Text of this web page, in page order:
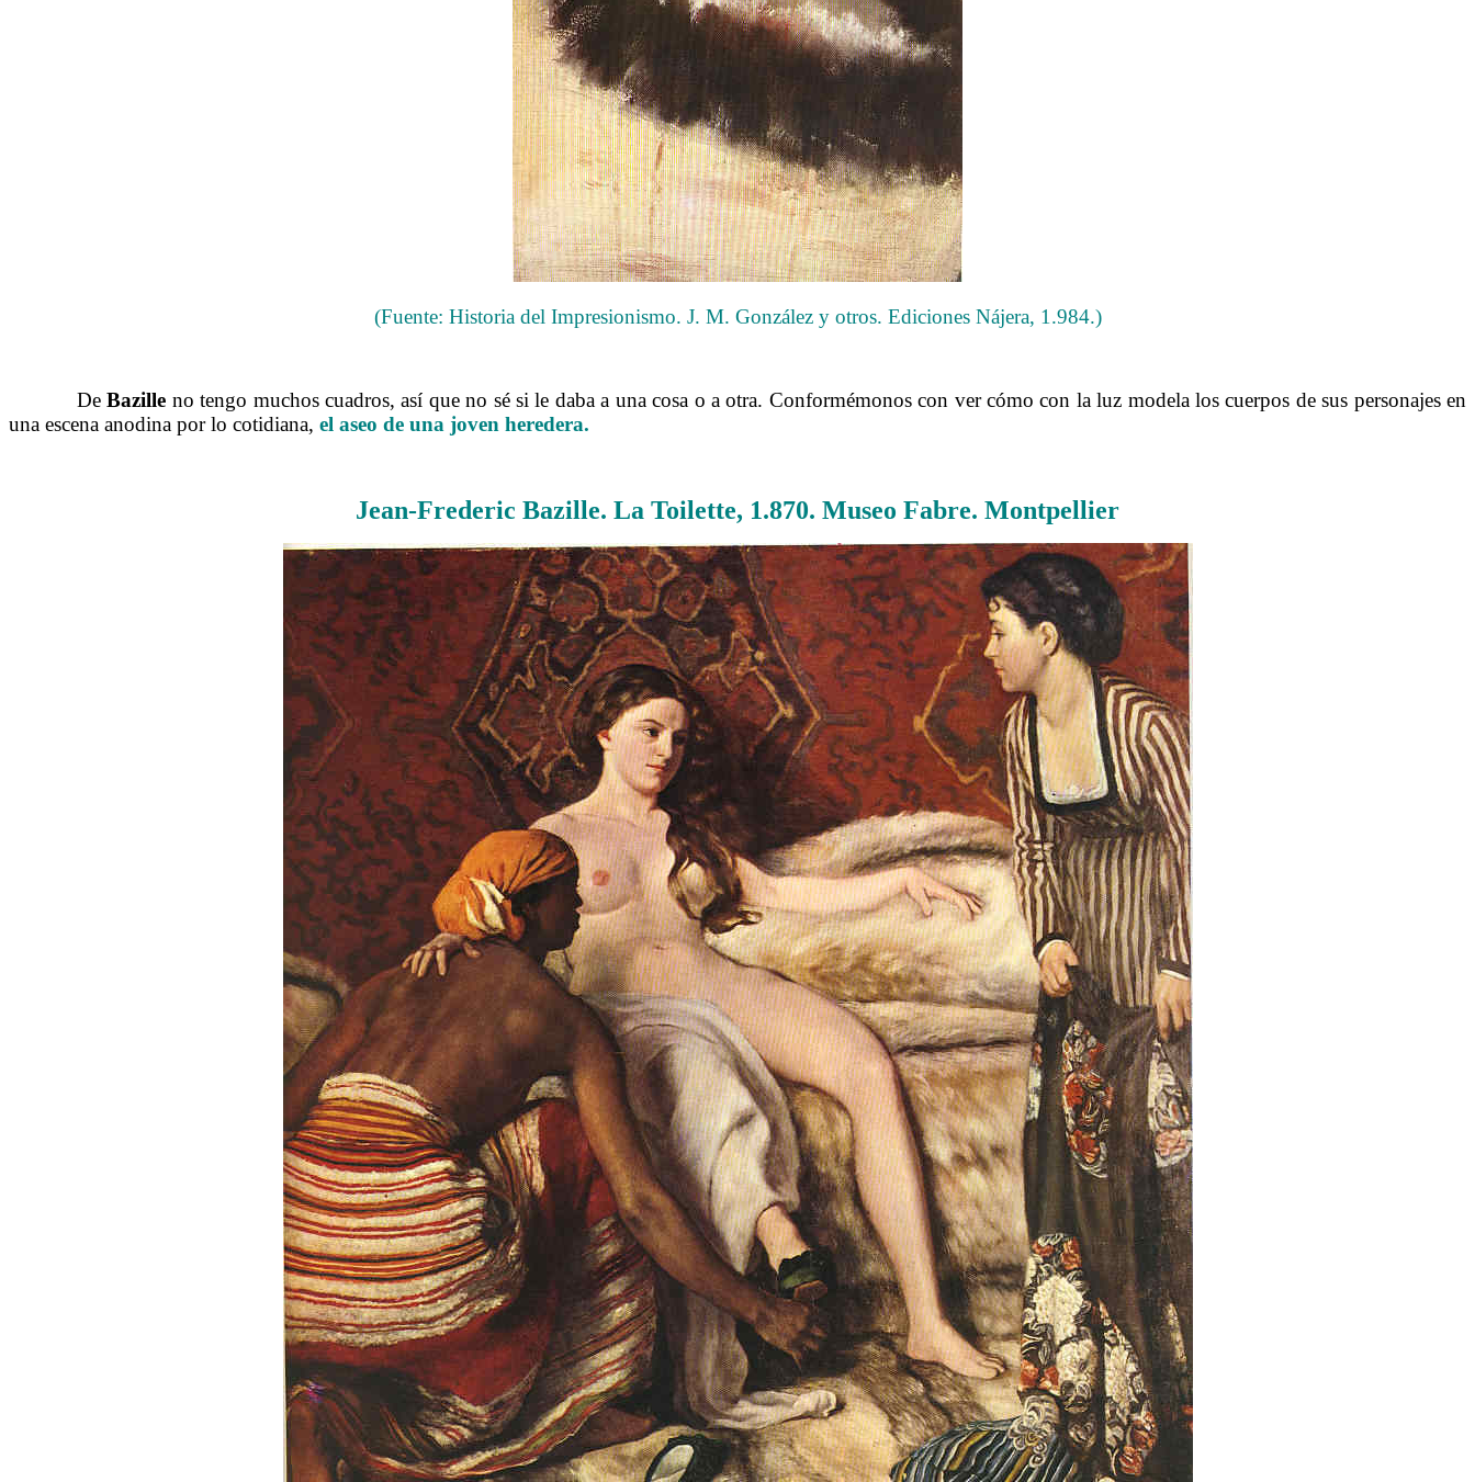
(Fuente: Historia del Impresionismo. J. M. González y otros. Ediciones Nájera, 1.984.)
DeBazille no tengo muchos cuadros, así que no sé si le daba a una cosa o a otra. Conformémonos con ver cómo con la luz modela los cuerpos de sus personajes en
una escena anodina por lo cotidiana, el aseo de una joven heredera.
Jean-Frederic Bazille. La Toilette, 1.870. Museo Fabre. Montpellier